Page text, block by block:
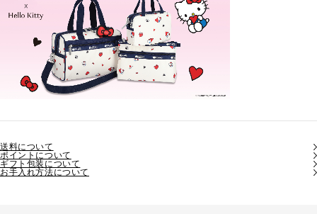
送料について
ポイントについて
ギフト包装について
お手入れ方法について